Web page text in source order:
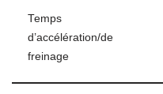
Temps
d’accélération/de
freinage